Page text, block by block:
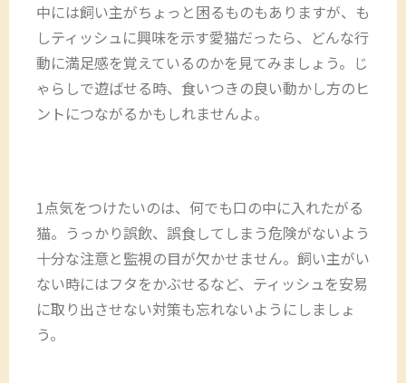
中には飼い主がちょっと困るものもありますが、も
しティッシュに興味を示す愛猫だったら、どんな行
動に満足感を覚えているのかを見てみましょう。じ
ゃらしで遊ばせる時、食いつきの良い動かし方のヒ
ントにつながるかもしれませんよ。
1点気をつけたいのは、何でも口の中に入れたがる
猫。うっかり誤飲、誤食してしまう危険がないよう
十分な注意と監視の目が欠かせません。飼い主がい
ない時にはフタをかぶせるなど、ティッシュを安易
に取り出させない対策も忘れないようにしましょ
う。